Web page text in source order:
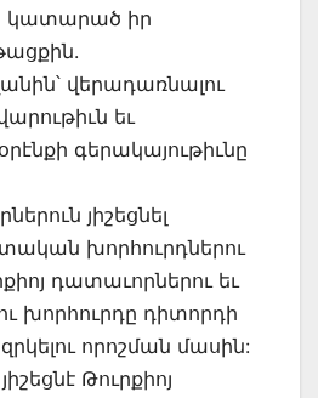
կատարած իր
վերադառնալու
եւ
գերակայութիւնը
յիշեցնել
խորհուրդներու
դատաւորներու եւ
խորհուրդը դիտորդի
որոշման մասին:
Թուրքիոյ